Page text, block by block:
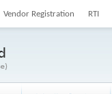
Vendor Registration RTI